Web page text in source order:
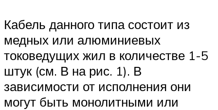
Кабель данного типа состоит из
медных или алюминиевых
токоведущих жил в количестве 1-5
штук (см. В на рис. 1). В
зависимости от исполнения они
могут быть монолитными или